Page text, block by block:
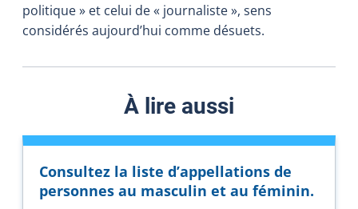
politique » et celui de « journaliste », sens
considérés aujourd’hui comme désuets.
À lire aussi
Consultez la liste d’appellations de
personnes au masculin et au féminin.